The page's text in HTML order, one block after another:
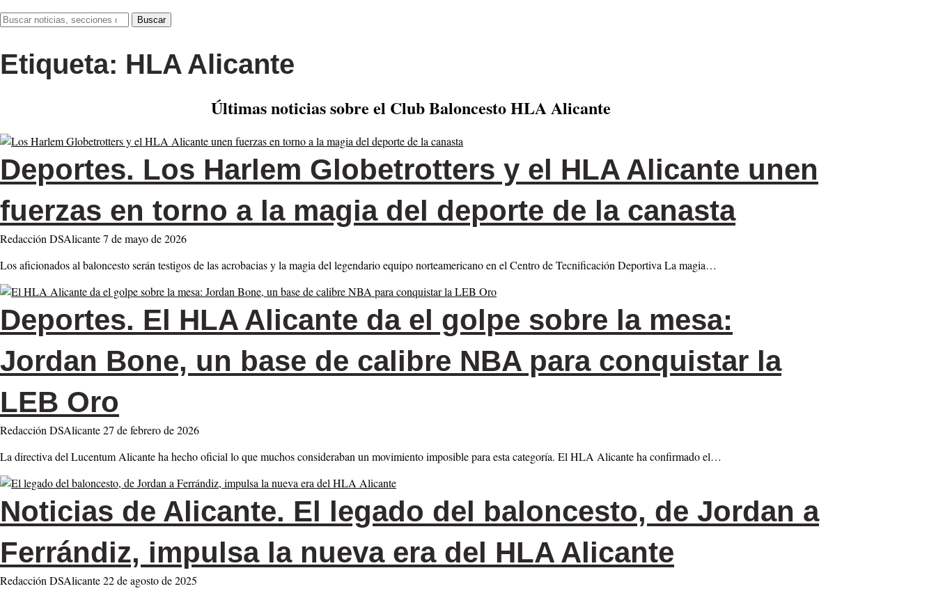
Buscar:
Buscar
Etiqueta: HLA Alicante
Últimas noticias sobre el Club Baloncesto HLA Alicante
Deportes. Los Harlem Globetrotters y el HLA Alicante unen
fuerzas en torno a la magia del deporte de la canasta
Redacción DSAlicante7 de mayo de 2026
Los aficionados al baloncesto serán testigos de las acrobacias y la magia del legendario equipo norteamericano en el Centro de Tecnificación Deportiva La magia…
Deportes. El HLA Alicante da el golpe sobre la mesa:
Jordan Bone, un base de calibre NBA para conquistar la
LEB Oro
Redacción DSAlicante27 de febrero de 2026
La directiva del Lucentum Alicante ha hecho oficial lo que muchos consideraban un movimiento imposible para esta categoría. El HLA Alicante ha confirmado el…
Noticias de Alicante. El legado del baloncesto, de Jordan a
Ferrándiz, impulsa la nueva era del HLA Alicante
Redacción DSAlicante22 de agosto de 2025